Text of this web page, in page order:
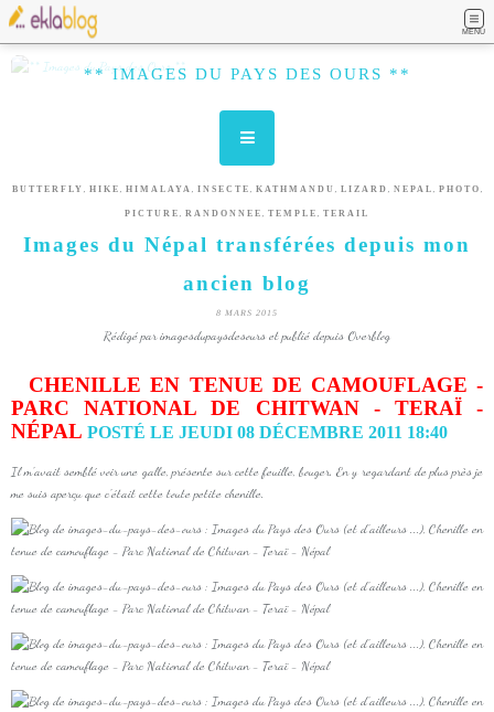
MENU
** IMAGES DU PAYS DES OURS **
BUTTERFLY , HIKE , HIMALAYA , INSECTE , KATHMANDU , LIZARD , NEPAL , PHOTO ,
PICTURE , RANDONNEE , TEMPLE , TERAIL
Images du Népal transférées depuis mon
ancien blog
8 MARS 2015
Rédigé par imagesdupaysdesours et publié depuis Overblog
CHENILLE EN TENUE DE CAMOUFLAGE -
PARC NATIONAL DE CHITWAN - TERAÏ -
NÉPAL POSTÉ LE JEUDI 08 DÉCEMBRE 2011 18:40
Il m'avait semblé voir une galle, présente sur cette feuille, bouger. En y regardant de plus près je
me suis aperçu que c'était cette toute petite chenille.